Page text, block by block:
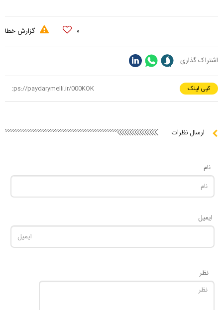
۰ گزارش خطا
اشتراک گذاری
کپی لینک
ارسال نظرات
نام
ایمیل
نظر